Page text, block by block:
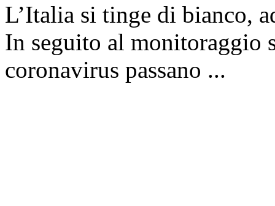
L’Italia si tinge di bianco,
In seguito al monitoraggio
coronavirus passano ...